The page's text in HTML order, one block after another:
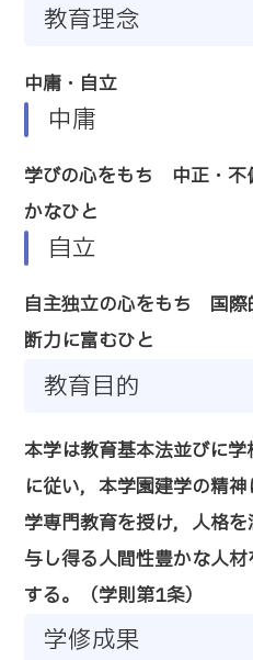
教育理念
中庸・自立
中庸
学びの心をもち 中正・
かなひと
自立
自主独立の心をもち 国
断力に富むひと
教育目的
本学は教育基本法並びに
に従い，本学園建学の精
学専門教育を授け，人格
与し得る人間性豊かな人
する。（学則第1条）
学修成果